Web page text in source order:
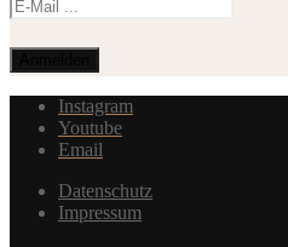
Instagram
Youtube
Email
Datenschutz
Impressum